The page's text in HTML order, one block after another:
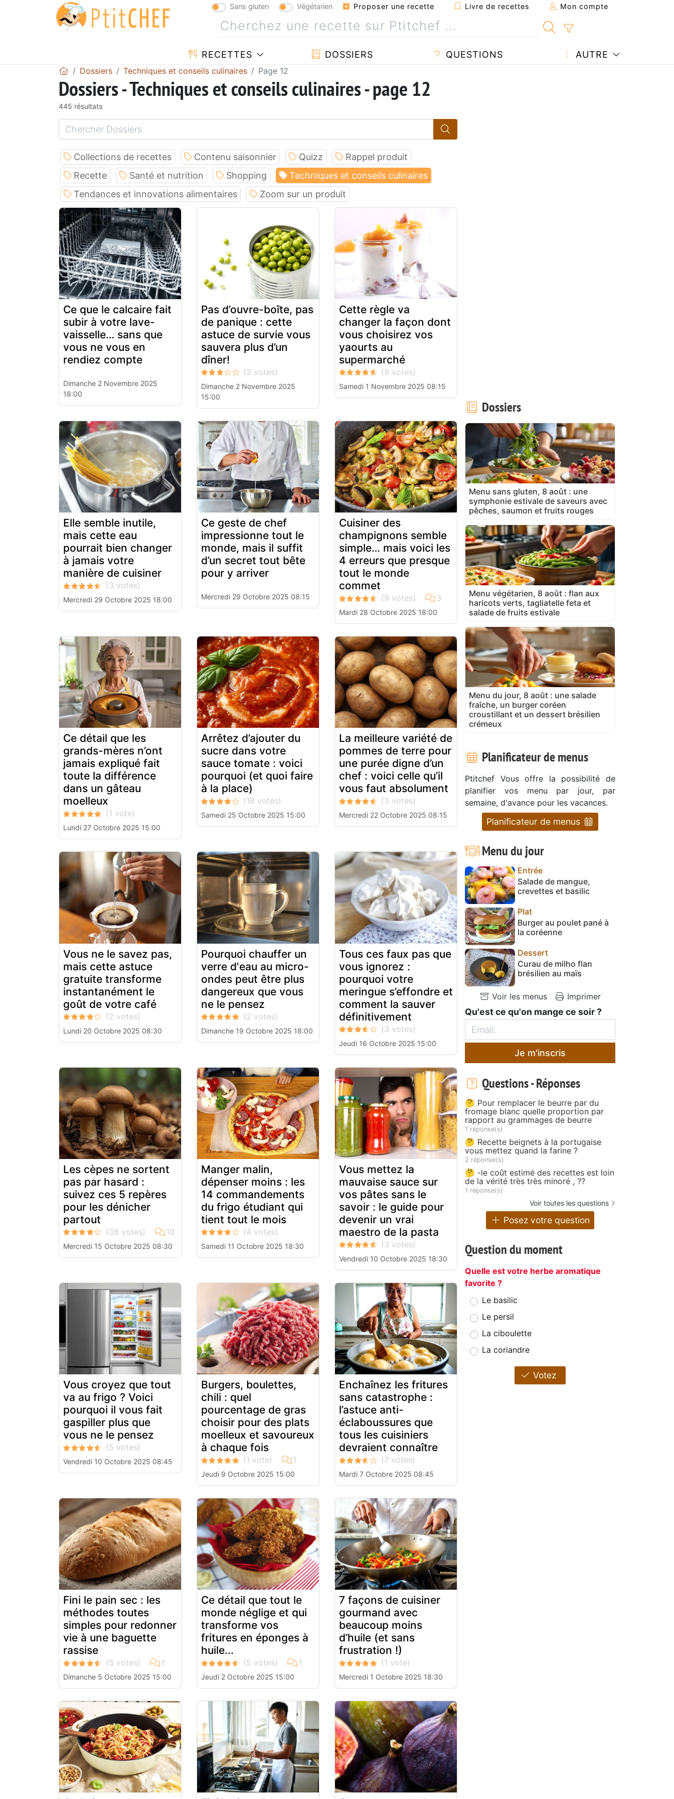
Sans gluten Végétarien Proposer une recette Livre de recettes Mon compte
RECETTES DOSSIERS QUESTIONS AUTRE
Dossiers Techniques et conseils culinaires Page 12
Dossiers - Techniques et conseils culinaires - page 12
445 résultats
Collections de recettes Contenu saisonnier Quizz
Rappel produit
Recette
Santé et nutrition Shopping
Techniques et conseils culinaires
Tendances et innovations alimentaires
Zoom sur un produit
Ce que le calcaire fait
subir à votre lave-
vaisselle… sans que
vous ne vous en
rendiez compte
Dimanche 2 Novembre 2025
18:00
Pas d’ouvre-boîte, pas
de panique : cette
astuce de survie vous
sauvera plus d’un
dîner!
Dimanche 2 Novembre 2025
15:00
Cette règle va
changer la façon dont
vous choisirez vos
yaourts au
supermarché
Samedi 1 Novembre 2025 08:15
Elle semble inutile,
mais cette eau
pourrait bien changer
à jamais votre
manière de cuisiner
Mercredi 29 Octobre 2025 18:00
Ce geste de chef
impressionne tout le
monde, mais il suffit
d’un secret tout bête
pour y arriver
Mercredi 29 Octobre 2025 08:15
Cuisiner des
champignons semble
simple… mais voici les
4 erreurs que presque
tout le monde
commet
Mardi 28 Octobre 2025 18:00
Ce détail que les
grands-mères n’ont
jamais expliqué fait
toute la différence
dans un gâteau
moelleux
Lundi 27 Octobre 2025 15:00
Arrêtez d’ajouter du
sucre dans votre
sauce tomate : voici
pourquoi (et quoi faire
à la place)
Samedi 25 Octobre 2025 15:00
La meilleure variété de
pommes de terre pour
une purée digne d’un
chef : voici celle qu’il
vous faut absolument
Mercredi 22 Octobre 2025 08:15
Vous ne le savez pas,
mais cette astuce
gratuite transforme
instantanément le
goût de votre café
Lundi 20 Octobre 2025 08:30
Pourquoi chauffer un
verre d'eau au micro-
ondes peut être plus
dangereux que vous
ne le pensez
Dimanche 19 Octobre 2025 18:00
Tous ces faux pas que
vous ignorez :
pourquoi votre
meringue s’effondre et
comment la sauver
définitivement
Jeudi 16 Octobre 2025 15:00
Les cèpes ne sortent
pas par hasard :
suivez ces 5 repères
pour les dénicher
partout
Mercredi 15 Octobre 2025 08:30
Manger malin,
dépenser moins : les
14 commandements
du frigo étudiant qui
tient tout le mois
Samedi 11 Octobre 2025 18:30
Vous mettez la
mauvaise sauce sur
vos pâtes sans le
savoir : le guide pour
devenir un vrai
maestro de la pasta
Vendredi 10 Octobre 2025 18:30
Vous croyez que tout
va au frigo ? Voici
pourquoi il vous fait
gaspiller plus que
vous ne le pensez
Vendredi 10 Octobre 2025 08:45
Burgers, boulettes,
chili : quel
pourcentage de gras
choisir pour des plats
moelleux et savoureux
à chaque fois
Jeudi 9 Octobre 2025 15:00
Enchaînez les fritures
sans catastrophe :
l’astuce anti-
éclaboussures que
tous les cuisiniers
devraient connaître
Mardi 7 Octobre 2025 08:45
Fini le pain sec : les
méthodes toutes
simples pour redonner
vie à une baguette
rassise
Dimanche 5 Octobre 2025 15:00
Ce détail que tout le
monde néglige et qui
transforme vos
fritures en éponges à
huile...
Jeudi 2 Octobre 2025 15:00
7 façons de cuisiner
gourmand avec
beaucoup moins
d’huile (et sans
frustration !)
Mercredi 1 Octobre 2025 18:30
Dossiers
Menu sans gluten, 8 août : une
symphonie estivale de saveurs avec
pêches, saumon et fruits rouges
Menu végétarien, 8 août : flan aux
haricots verts, tagliatelle feta et
salade de fruits estivale
Menu du jour, 8 août : une salade
fraîche, un burger coréen
croustillant et un dessert brésilien
crémeux
Planificateur de menus
Ptitchef Vous offre la possibilité de
planifier vos menu par jour, par
semaine, d'avance pour les vacances.
Planificateur de menus
Menu du jour
Entrée
Salade de mangue,
crevettes et basilic
Plat
Burger au poulet pané à
la coréenne
Dessert
Curau de milho flan
brésilien au maïs
Voir les menus Imprimer
Qu'est ce qu'on mange ce soir ?
Je m'inscris
Questions - Réponses
🤔 Pour remplacer le beurre par du
fromage blanc quelle proportion par
rapport au grammages de beurre
1 réponse(s)
🤔 Recette beignets à la portugaise
vous mettez quand la farine ?
2 réponse(s)
🤔 -le coût estimé des recettes est loin
de la vérité très très minoré , ??
1 réponse(s)
Voir toutes les questions
Posez votre question
Question du moment
Quelle est votre herbe aromatique
favorite ?
Le basilic
Le persil
La ciboulette
La coriandre
Votez